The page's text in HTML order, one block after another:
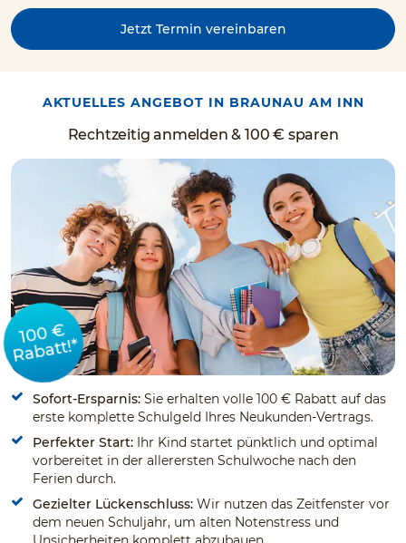
Jetzt Termin vereinbaren
AKTUELLES ANGEBOT IN BRAUNAU AM INN
Rechtzeitig anmelden & 100 € sparen
100 €
Rabatt!*
Sofort-Ersparnis: Sie erhalten volle 100 € Rabatt auf das
erste komplette Schulgeld Ihres Neukunden-Vertrags.
Perfekter Start: Ihr Kind startet pünktlich und optimal
vorbereitet in der allerersten Schulwoche nach den
Ferien durch.
Gezielter Lückenschluss: Wir nutzen das Zeitfenster vor
dem neuen Schuljahr, um alten Notenstress und